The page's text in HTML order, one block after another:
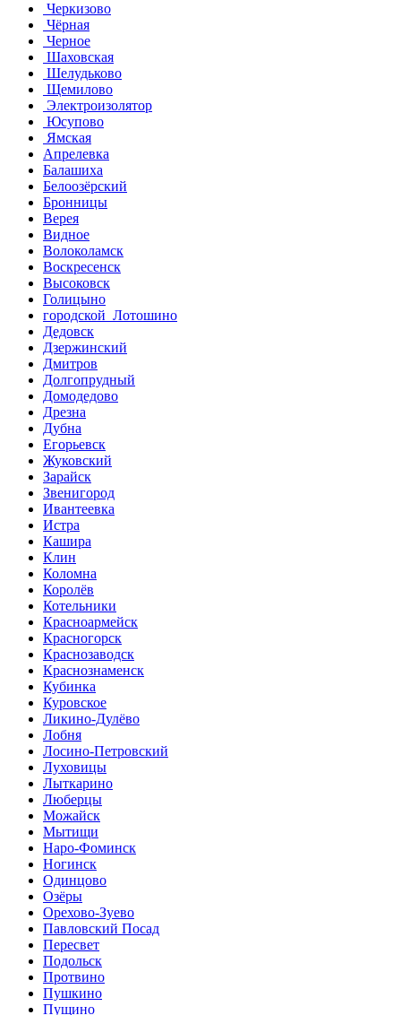
Черкизово
Чёрная
Черное
Шаховская
Шелудьково
Щемилово
Электроизолятор
Юсупово
Ямская
Апрелевка
Балашиха
Белоозёрский
Бронницы
Верея
Видное
Волоколамск
Воскресенск
Высоковск
Голицыно
городской Лотошино
Дедовск
Дзержинский
Дмитров
Долгопрудный
Домодедово
Дрезна
Дубна
Егорьевск
Жуковский
Зарайск
Звенигород
Ивантеевка
Истра
Кашира
Клин
Коломна
Королёв
Котельники
Красноармейск
Красногорск
Краснозаводск
Краснознаменск
Кубинка
Куровское
Ликино-Дулёво
Лобня
Лосино-Петровский
Луховицы
Лыткарино
Люберцы
Можайск
Мытищи
Наро-Фоминск
Ногинск
Одинцово
Озёры
Орехово-Зуево
Павловский Посад
Пересвет
Подольск
Протвино
Пушкино
Пущино